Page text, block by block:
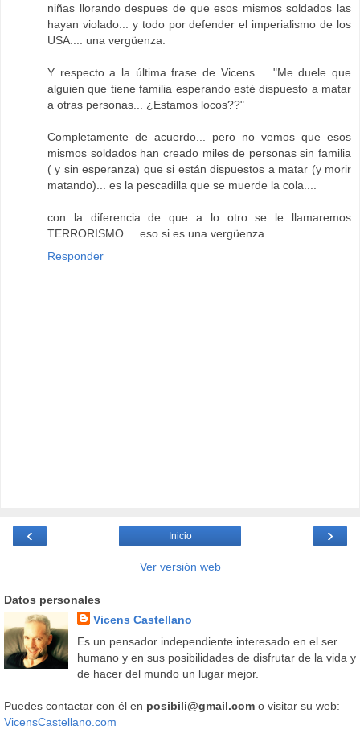
niñas llorando despues de que esos mismos soldados las
hayan violado... y todo por defender el imperialismo de los
USA.... una vergüenza.
Y respecto a la última frase de Vicens.... "Me duele que
alguien que tiene familia esperando esté dispuesto a matar
a otras personas... ¿Estamos locos??"
Completamente de acuerdo... pero no vemos que esos
mismos soldados han creado miles de personas sin familia
( y sin esperanza) que si están dispuestos a matar (y morir
matando)... es la pescadilla que se muerde la cola....
con la diferencia de que a lo otro se le llamaremos
TERRORISMO.... eso si es una vergüenza.
Responder
‹ ›
Inicio
Ver versión web
Datos personales
Vicens Castellano
Es un pensador independiente interesado en el ser
humano y en sus posibilidades de disfrutar de la vida y
de hacer del mundo un lugar mejor.
Puedes contactar con él en posibili@gmail.com o visitar su web:
VicensCastellano.com